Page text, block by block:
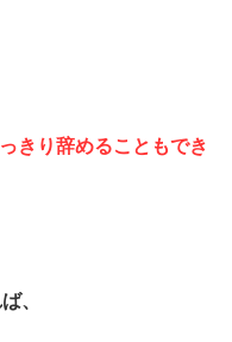
きり辞めることもでき
、